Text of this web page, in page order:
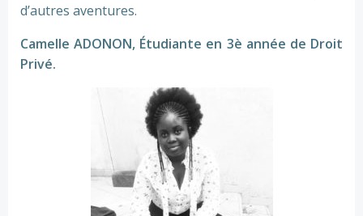
d’autres aventures.
Camelle ADONON, Étudiante en 3è année de Droit
Privé.